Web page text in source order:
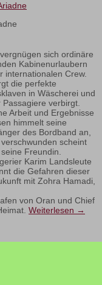
sich ordinäre
Kabinenurlaubern
internationalen Crew.
die perfekte
in Wäscherei und
verbirgt.
Arbeit und Ergebnisse
himmelt seine
des Bordband an,
scheint
Freundin.
Karim Landsleute
die Gefahren dieser
mit Zohra Hamadi,
von Oran und Chief
Weiterlesen →